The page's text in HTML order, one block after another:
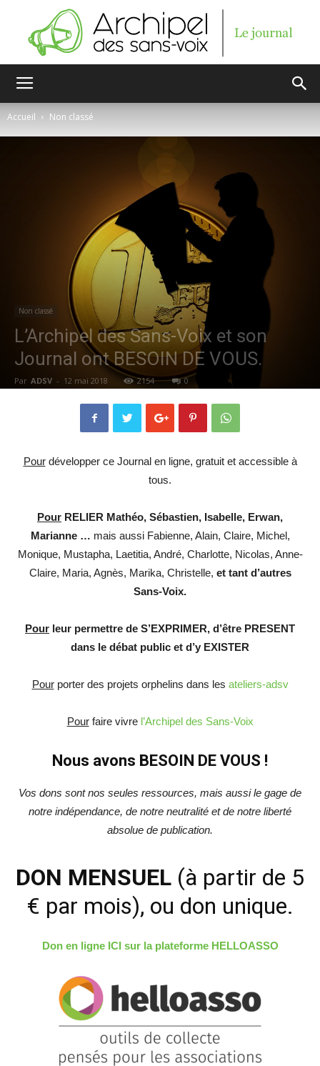
voix
Accueil Non classé
Non classé
L’Archipel des Sans-Voix et son
Journal ont BESOIN DE VOUS.
Par ADSV - 12 mai 2018 2154 0
Pourdévelopper ce Journal en ligne, gratuit et accessible à
tous.
Pour RELIER Mathéo, Sébastien, Isabelle, Erwan,
Marianne … mais aussi Fabienne, Alain, Claire, Michel,
Monique, Mustapha, Laetitia, André, Charlotte, Nicolas, Anne-
Claire, Maria, Agnès, Marika, Christelle, et tant d’autres
Sans-Voix.
Pour leur permettre de S’EXPRIMER, d’être PRESENT
dans le débat public et d’y EXISTER
Pourporter des projets orphelins dans les ateliers-adsv
Pourfaire vivre l’Archipel des Sans-Voix
Nous avons BESOIN DE VOUS !
Vos dons sont nos seules ressources, mais aussi le gage de
notre indépendance, de notre neutralité et de notre liberté
absolue de publication.
DON MENSUEL (à partir de 5
€ par mois), ou don unique.
Don en ligne ICI sur la plateforme HELLOASSO